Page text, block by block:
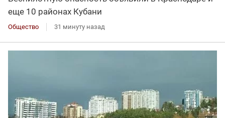
еще 10 районах Кубани
Общество 31 минуту назад